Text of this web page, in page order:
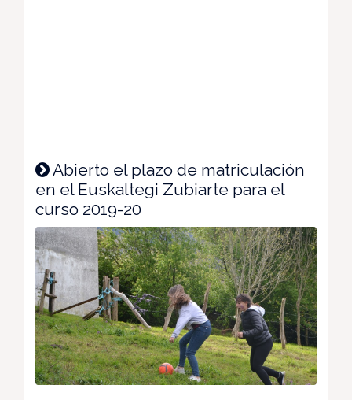
Abierto el plazo de matriculación
en el Euskaltegi Zubiarte para el
curso 2019-20